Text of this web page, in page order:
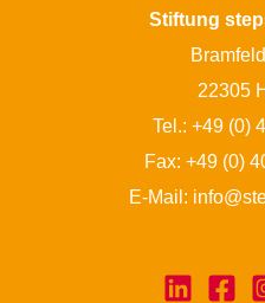
Stiftung
22305
Tel.: +49 (0)
Fax: +49 (0)
E-Mail: